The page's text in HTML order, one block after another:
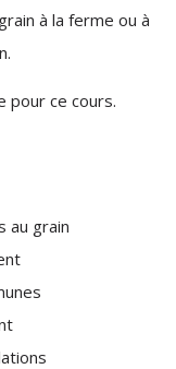
à la ferme ou à
pour ce cours.
au grain